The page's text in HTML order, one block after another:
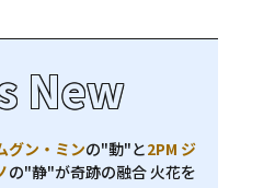
New
グン・ミンの"動"と2PM ジ
の"静"が奇跡の融合 火花を